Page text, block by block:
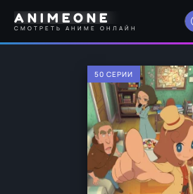
ANIMEONE
СМОТРЕТЬ АНИМЕ ОНЛАЙН
50 СЕРИИ